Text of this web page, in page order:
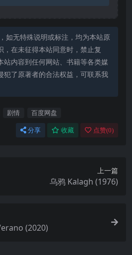
如无特殊说明或标注，均为本站原
，在未征得本站同意时，禁止复
站内容到任何网站、书籍等各类媒
犯了原著者的合法权益，可联系我
剧情 百度网盘
分享 收藏 点赞(0)
上一篇
乌鸦 Kalagh (1976)
(2020)